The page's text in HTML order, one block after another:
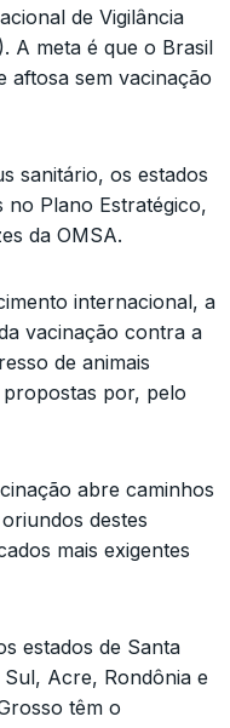
de Vigilância
A meta é que o Brasil
aftosa sem vacinação
sanitário, os estados
no Plano Estratégico,
da OMSA.
internacional, a
vacinação contra a
de animais
por, pelo
abre caminhos
destes
mais exigentes
estados de Santa
Acre, Rondônia e
têm o